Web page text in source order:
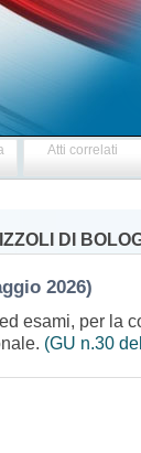
Atti correlati
DI
2026)
esami, per la
(GU n.30